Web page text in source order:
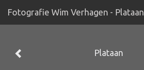
Fotografie Wim Verhagen - Plataan
Plataan